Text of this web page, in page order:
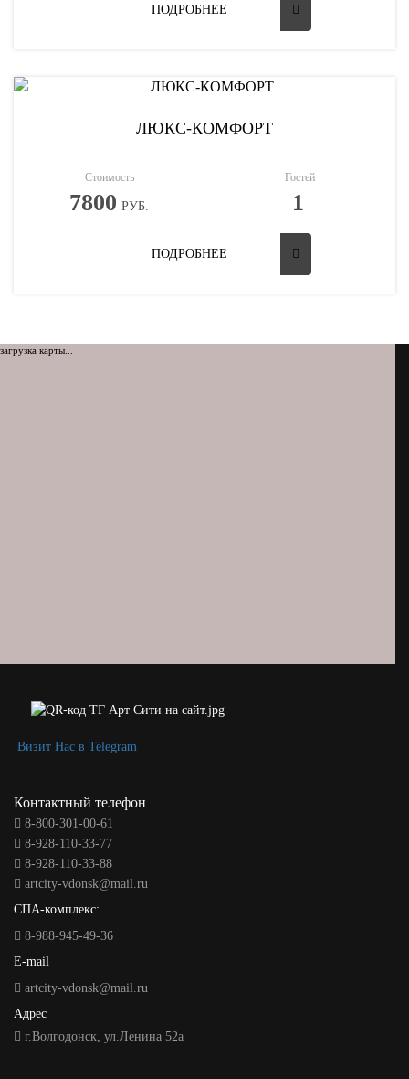
ПОДРОБНЕЕ
ЛЮКС-КОМФОРТ
Стоимость
7800 РУБ.
Гостей
1
ПОДРОБНЕЕ
загрузка карты...
Визит Нас в Telegram
Контактный телефон
8-800-301-00-61
8-928-110-33-77
8-928-110-33-88
artcity-vdonsk@mail.ru
СПА-комплекс:
8-988-945-49-36
E-mail
artcity-vdonsk@mail.ru
Адрес
г.Волгодонск, ул.Ленина 52а